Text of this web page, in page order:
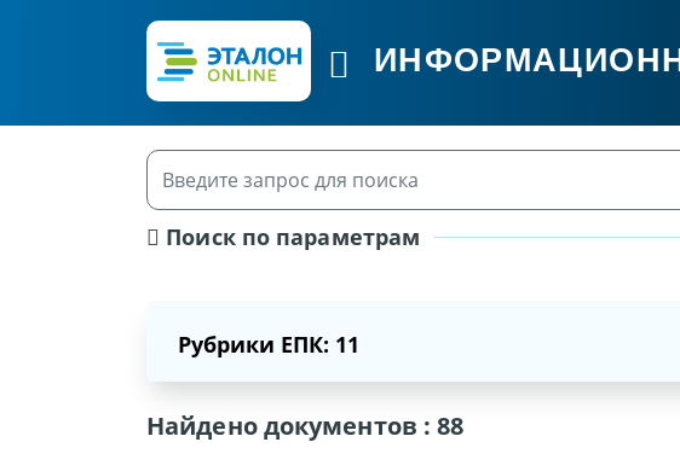
Поиск по параметрам
Рубрики ЕПК: 11
Найдено документов :88